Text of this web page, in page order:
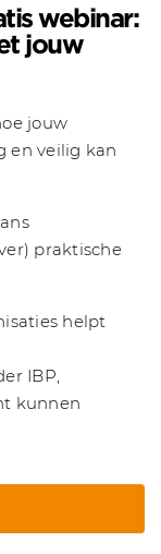
webinar:
jouw
jouw
en veilig kan
praktische
helpt
IBP,
kunnen